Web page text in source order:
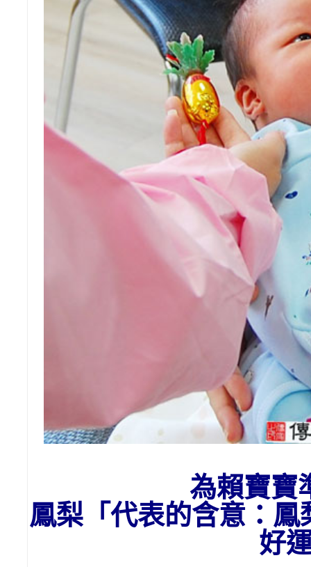
為賴寶寶
鳳梨「代表的含意： 鳳
好